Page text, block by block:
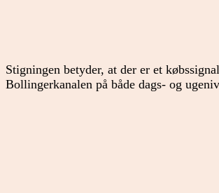
Stigningen betyder, at der er et
Bollingerkanalen på både dags- og